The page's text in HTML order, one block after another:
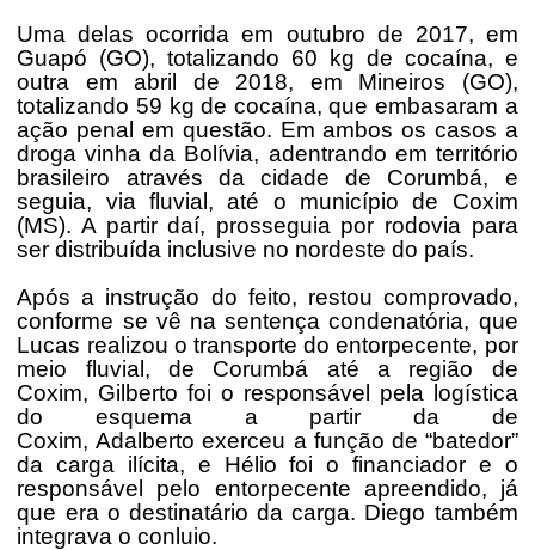
Uma delas ocorrida em outubro de 2017, em
Guapó (GO), totalizando 60 kg de cocaína, e
outra em abril de 2018, em Mineiros (GO),
totalizando 59 kg de cocaína, que embasaram a
ação penal em questão. Em ambos os casos a
droga vinha da Bolívia, adentrando em território
brasileiro através da cidade de Corumbá, e
seguia, via fluvial, até o município de Coxim
(MS). A partir daí, prosseguia por rodovia para
ser distribuída inclusive no nordeste do país.
Após a instrução do feito, restou comprovado,
conforme se vê na sentença condenatória, que
Lucas realizou o transporte do entorpecente, por
meio fluvial, de Corumbá até a região de
Coxim, Gilberto foi o responsável pela logística
do esquema a partir da de
Coxim, Adalberto exerceu a função de “batedor”
da carga ilícita, e Hélio foi o financiador e o
responsável pelo entorpecente apreendido, já
que era o destinatário da carga. Diego também
integrava o conluio.